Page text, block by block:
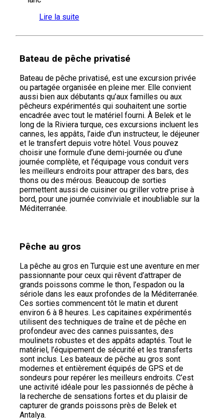
Lire la suite
Bateau de pêche privatisé
Bateau de pêche privatisé, est une excursion privée
ou partagée organisée en pleine mer. Elle convient
aussi bien aux débutants qu’aux familles ou aux
pêcheurs expérimentés qui souhaitent une sortie
encadrée avec tout le matériel fourni. À Belek et le
long de la Riviera turque, ces excursions incluent les
cannes, les appâts, l’aide d’un instructeur, le déjeuner
et le transfert depuis votre hôtel. Vous pouvez
choisir une formule d’une demi-journée ou d’une
journée complète, et l’équipage vous conduit vers
les meilleurs endroits pour attraper des bars, des
thons ou des mérous. Beaucoup de sorties
permettent aussi de cuisiner ou griller votre prise à
bord, pour une journée conviviale et inoubliable sur la
Méditerranée.
Pêche au gros
La pêche au gros en Turquie est une aventure en mer
passionnante pour ceux qui rêvent d’attraper de
grands poissons comme le thon, l’espadon ou la
sériole dans les eaux profondes de la Méditerranée.
Ces sorties commencent tôt le matin et durent
environ 6 à 8 heures. Les capitaines expérimentés
utilisent des techniques de traîne et de pêche en
profondeur avec des cannes puissantes, des
moulinets robustes et des appâts adaptés. Tout le
matériel, l’équipement de sécurité et les transferts
sont inclus. Les bateaux de pêche au gros sont
modernes et entièrement équipés de GPS et de
sondeurs pour repérer les meilleurs endroits. C’est
une activité idéale pour les passionnés de pêche à
la recherche de sensations fortes et du plaisir de
capturer de grands poissons près de Belek et
Antalya.